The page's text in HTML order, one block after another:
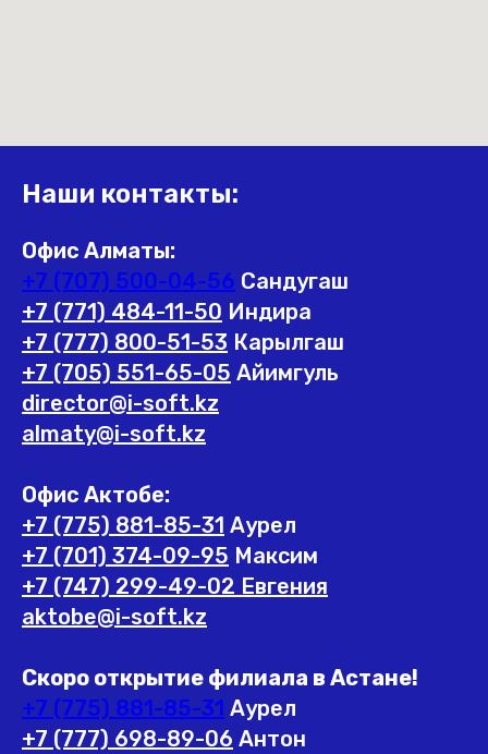
Наши контакты:
Офис Алматы:
+7 (707) 500-04-56 Сандугаш
+7 (771) 484-11-50 Индира
+7 (777) 800-51-53 Карылгаш
+7 (705) 551-65-05 Айимгуль
director@i-soft.kz
almaty@i-soft.kz
Офис Актобе:
+7 (775) 881-85-31 Аурел
+7 (701) 374-09-95 Максим
+7 (747) 299-49-02 Евгения
aktobe@i-soft.kz
Скоро открытие филиала в Астане!
+7 (775) 881-85-31 Аурел
+7 (777) 698-89-06 Антон